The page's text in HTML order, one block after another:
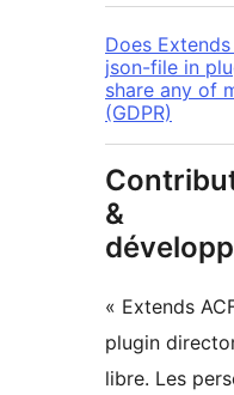
Does
json-file in
share any of
(GDPR)
&
« Extends
plugin
libre. Les